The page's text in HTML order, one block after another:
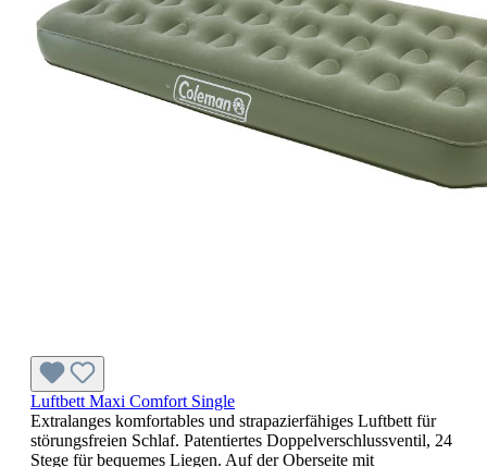
Luftbett Maxi Comfort Single
Extralanges komfortables und strapazierfähiges Luftbett für
störungsfreien Schlaf. Patentiertes Doppelverschlussventil, 24
Stege für bequemes Liegen. Auf der Oberseite mit